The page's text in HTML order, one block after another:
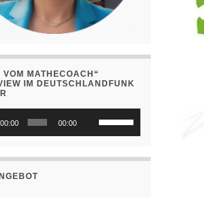
VOM MATHECOACH“
IM DEUTSCHLANDFUNK
00:00 00:00